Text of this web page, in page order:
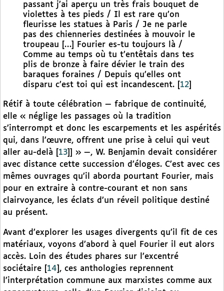
passant j’ai aperçu un très frais bouquet de
violettes à tes pieds / Il est rare qu’on
fleurisse les statues à Paris / Je ne parle
pas des chienneries destinées à mouvoir le
troupeau […] Fourier es-tu toujours là /
Comme au temps où tu t’entêtais dans tes
plis de bronze à faire dévier le train des
baraques foraines / Depuis qu’elles ont
disparu c’est toi qui est incandescent.
12
Rétif à toute célébration — fabrique de continuité,
elle « néglige les passages où la tradition
s’interrompt et donc les escarpements et les aspérités
qui, dans l’œuvre, offrent une prise à celui qui veut
aller au-delà
13
] » —, W. Benjamin devait considérer
avec distance cette succession d’éloges. C’est avec ces
mêmes ouvrages qu’il aborda pourtant Fourier, mais
pour en extraire à contre-courant et non sans
clairvoyance, les éclats d’un réveil politique destiné
au présent.
Avant d’explorer les usages divergents qu’il fit de ces
matériaux, voyons d’abord à quel Fourier il eut alors
accès. Loin des études phares sur l’excentré
sociétaire
14 , ces anthologies reprennent
l’interprétation commune aux marxistes comme aux